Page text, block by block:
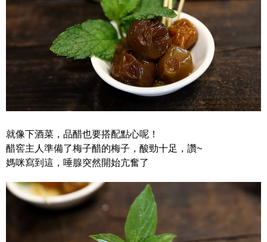
就像下酒菜，品醋也要搭配點心呢！
醋窖主人準備了梅子醋的梅子，酸勁十足，讚~
媽咪寫到這，唾腺突然開始亢奮了